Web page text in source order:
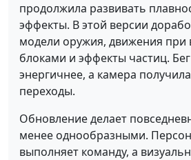
продолжила развивать
эффекты. В этой версии
модели оружия, движения при
блоками и эффекты частиц.
энергичнее, а камера
переходы.
Обновление делает
менее однообразными.
выполняет команду, а